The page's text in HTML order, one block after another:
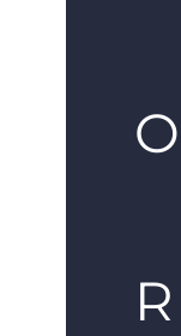
O
R